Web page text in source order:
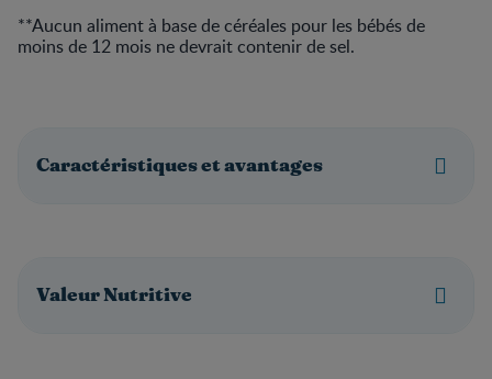
**Aucun aliment à base de céréales pour les bébés de
moins de 12 mois ne devrait contenir de sel.
Caractéristiques et avantages
Valeur Nutritive